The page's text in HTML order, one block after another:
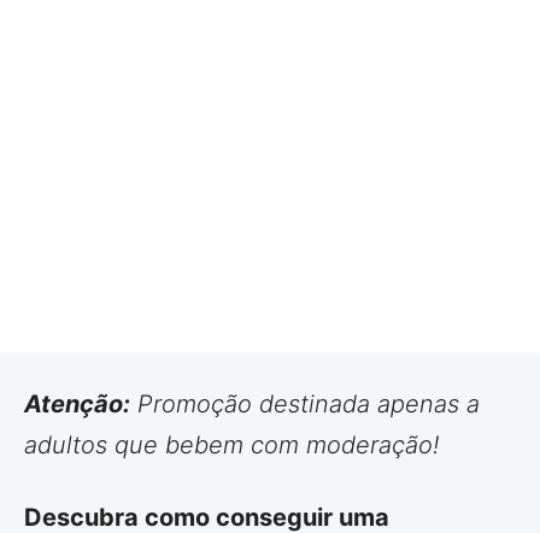
Atenção: Promoção destinada apenas a
adultos que bebem com moderação!
Descubra como conseguir uma